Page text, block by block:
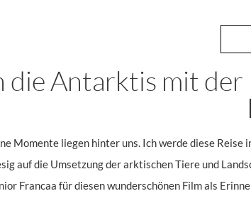
die Antarktis mit
Momente liegen hinter uns. Ich werde diese
auf die Umsetzung der arktischen Tiere und
Francaa für diesen wunderschönen Film als